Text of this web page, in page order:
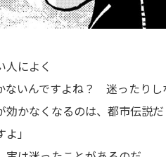
人によく
ないんですよね？ 迷ったりし
効かなくなるのは、都市伝説
」